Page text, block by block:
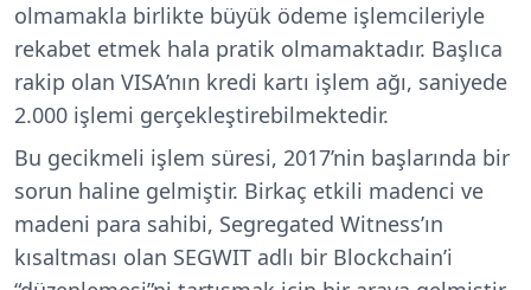
olmamakla birlikte büyük ödeme işlemcileriyle
rekabet etmek hala pratik olmamaktadır. Başlıca
rakip olan VISA’nın kredi kartı işlem ağı, saniyede
2.000 işlemi gerçekleştirebilmektedir.
Bu gecikmeli işlem süresi, 2017’nin başlarında bir
sorun haline gelmiştir. Birkaç etkili madenci ve
madeni para sahibi, Segregated Witness’ın
kısaltması olan SEGWIT adlı bir Blockchain’i